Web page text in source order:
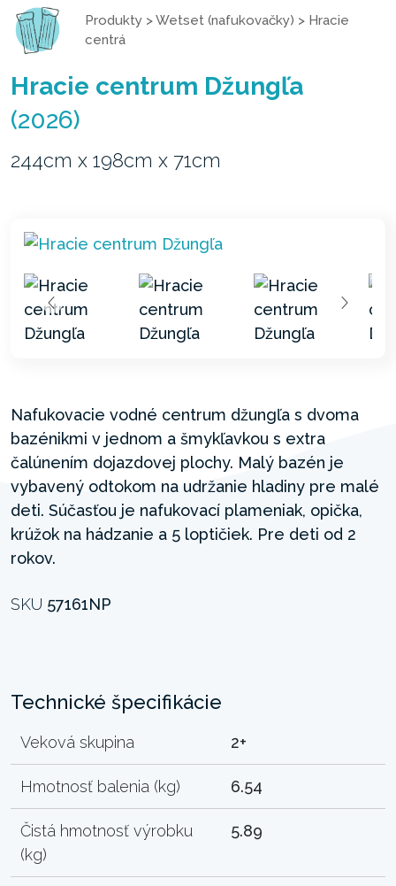
Produkty >Wetset (nafukovačky) > Hracie
centrá
Hracie centrum Džungľa
(2026)
244cm x 198cm x 71cm
Nafukovacie vodné centrum džungľa s dvoma
bazénikmi v jednom a šmykľavkou s extra
čalúnením dojazdovej plochy. Malý bazén je
vybavený odtokom na udržanie hladiny pre malé
deti. Súčasťou je nafukovací plameniak, opička,
krúžok na hádzanie a 5 loptičiek. Pre deti od 2
rokov.
SKU 57161NP
Technické špecifikácie
Veková skupina 2+
Hmotnosť balenia (kg) 6.54
Čistá hmotnosť výrobku
(kg)
5.89